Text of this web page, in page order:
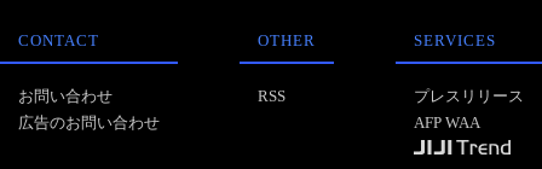
CONTACT
お問い合わせ
広告のお問い合わせ
OTHER
RSS
SERVICES
プレスリリース
AFP WAA